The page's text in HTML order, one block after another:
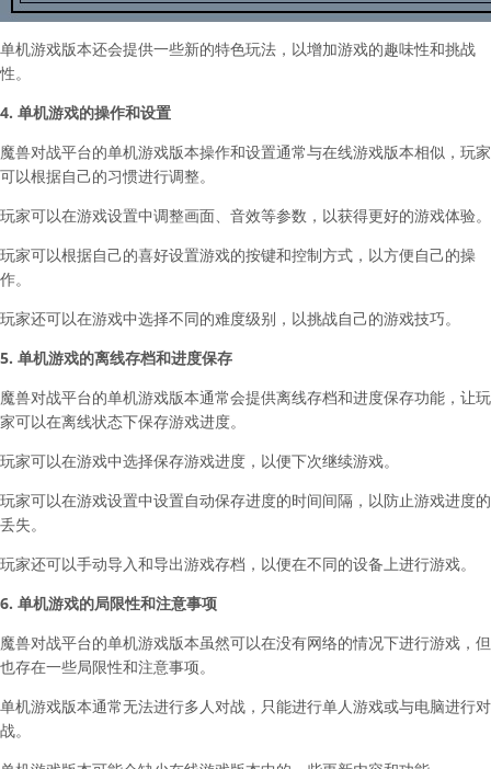
单机游戏版本还会提供一些新的特色玩法，以增加游戏的趣味性和挑战
性。
4. 单机游戏的操作和设置
魔兽对战平台的单机游戏版本操作和设置通常与在线游戏版本相似，玩家
可以根据自己的习惯进行调整。
玩家可以在游戏设置中调整画面、音效等参数，以获得更好的游戏体验。
玩家可以根据自己的喜好设置游戏的按键和控制方式，以方便自己的操
作。
玩家还可以在游戏中选择不同的难度级别，以挑战自己的游戏技巧。
5. 单机游戏的离线存档和进度保存
魔兽对战平台的单机游戏版本通常会提供离线存档和进度保存功能，让玩
家可以在离线状态下保存游戏进度。
玩家可以在游戏中选择保存游戏进度，以便下次继续游戏。
玩家可以在游戏设置中设置自动保存进度的时间间隔，以防止游戏进度的
丢失。
玩家还可以手动导入和导出游戏存档，以便在不同的设备上进行游戏。
6. 单机游戏的局限性和注意事项
魔兽对战平台的单机游戏版本虽然可以在没有网络的情况下进行游戏，但
也存在一些局限性和注意事项。
单机游戏版本通常无法进行多人对战，只能进行单人游戏或与电脑进行对
战。